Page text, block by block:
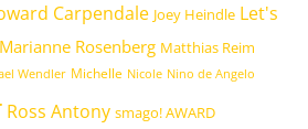
Carpendale Joey Heindle Let's
Marianne Rosenberg Matthias Reim
Wendler Michelle Nicole Nino de Angelo
Ross Antony smago! AWARD